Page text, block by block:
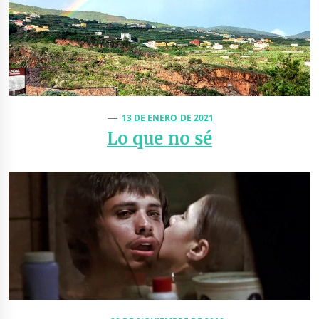
13 DE ENERO DE 2021
Lo que no sé